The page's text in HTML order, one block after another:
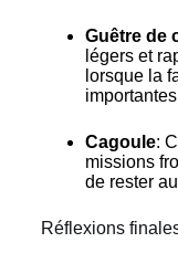
Guêtre de
légers et
lorsque la
Cagoule:
missions
de rester
Réflexions